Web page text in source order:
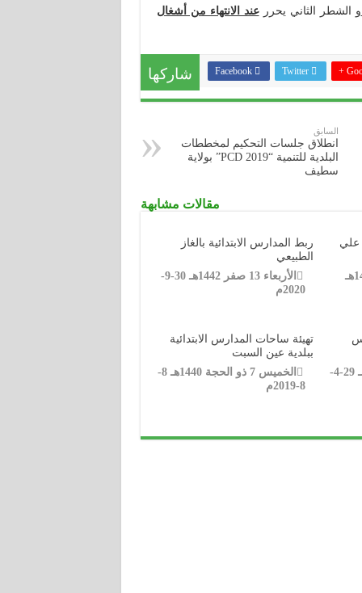
و الشطر الثاني يحررعند الانتهاء من أشغال
شاركها Facebook Twitter
السابق
انطلاق جلسات التحكيم لمخططات
البلدية للتنمية “PCD 2019” بولاية
سطيف
مقالات مشابهة
ربط المدارس الابتدائية بالغاز
الطبيعي
الأربعاء 13 صفر 1442هـ 30-9-
2020م
علي
الثلاثاء 30 ذو القعدة 1441هـ
تهيئة ساحات المدارس الابتدائية
ببلدية عين السبت
الخميس 7 ذو الحجة 1440هـ 8-
8-2019م
الأثنين 24 شعبان 1440هـ 29-4-